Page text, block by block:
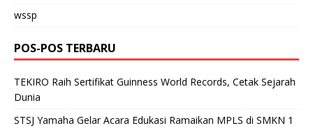
wssp
POS-POS TERBARU
TEKIRO Raih Sertifikat Guinness World Records, Cetak Sejarah
Dunia
STSJ Yamaha Gelar Acara Edukasi Ramaikan MPLS di SMKN 1